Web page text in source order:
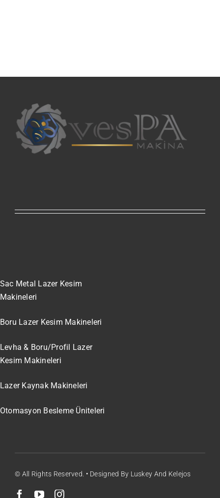
Sac Metal Lazer Kesim
Makineleri
Boru Lazer Kesim Makineleri
Levha & Boru/Profil Lazer
Kesim Makineleri
Lazer Kaynak Makineleri
Otomasyon Besleme Üniteleri
© All Rights Reserved. • Designed By Luskey And Kelejos